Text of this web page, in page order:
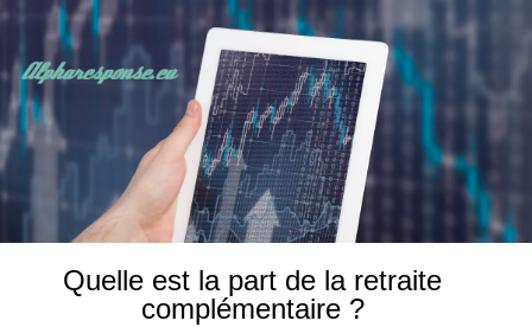
Quelle est la part de la retraite
complémentaire ?